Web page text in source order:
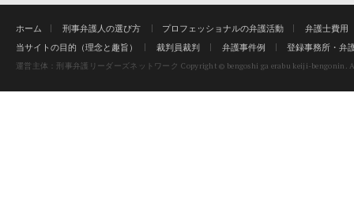
ホーム 刑事弁護人の選び方 プロフェッショナルの弁護活動
弁護士費用
当サイトの目的（理念と趣旨）
裁判員裁判 弁護事件例 登録事務所・弁
運営主体：刑事弁護リーダーズネットワークCopyright © bengoshi ga erabu keiji-bengonin.